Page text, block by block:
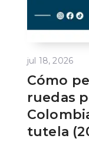
jul 18, 2026
Cómo
ruedas
tutela